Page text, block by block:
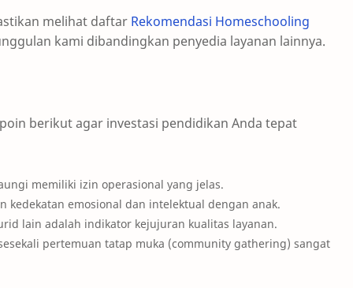
melihat daftar Rekomendasi Homeschooling
kami dibandingkan penyedia layanan lainnya.
berikut agar investasi pendidikan Anda tepat
memiliki izin operasional yang jelas.
emosional dan intelektual dengan anak.
lain adalah indikator kejujuran kualitas layanan.
pertemuan tatap muka (community gathering) sangat